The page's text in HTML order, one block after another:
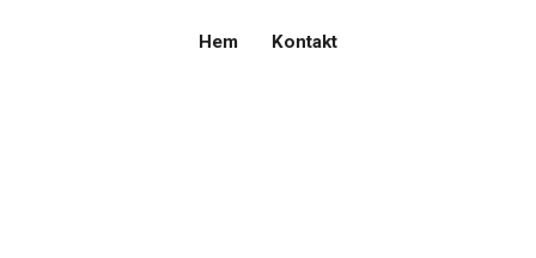
Hem Kontakt